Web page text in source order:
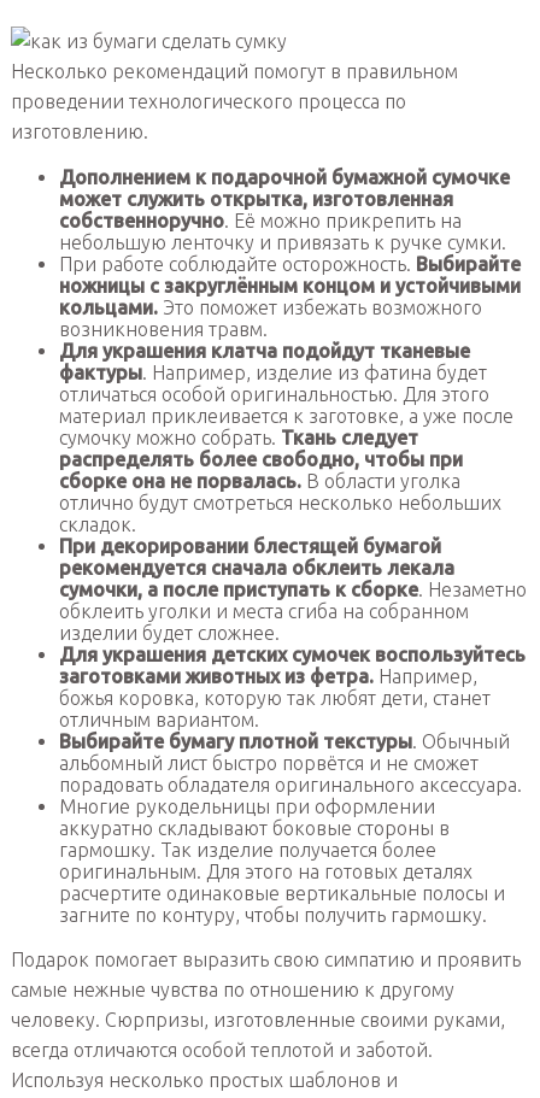
Несколько рекомендаций помогут в правильном
проведении технологического процесса по
изготовлению.
Дополнением к подарочной бумажной сумочке
может служить открытка, изготовленная
собственноручно. Её можно прикрепить на
небольшую ленточку и привязать к ручке сумки.
При работе соблюдайте осторожность. Выбирайте
ножницы с закруглённым концом и устойчивыми
кольцами.Это поможет избежать возможного
возникновения травм.
Для украшения клатча подойдут тканевые
фактуры. Например, изделие из фатина будет
отличаться особой оригинальностью. Для этого
материал приклеивается к заготовке, а уже после
сумочку можно собрать. Ткань следует
распределять более свободно, чтобы при
сборке она не порвалась.В области уголка
отлично будут смотреться несколько небольших
складок.
При декорировании блестящей бумагой
рекомендуется сначала обклеить лекала
сумочки, а после приступать к сборке. Незаметно
обклеить уголки и места сгиба на собранном
изделии будет сложнее.
Для украшения детских сумочек воспользуйтесь
заготовками животных из фетра.Например,
божья коровка, которую так любят дети, станет
отличным вариантом.
Выбирайте бумагу плотной текстуры. Обычный
альбомный лист быстро порвётся и не сможет
порадовать обладателя оригинального аксессуара.
Многие рукодельницы при оформлении
аккуратно складывают боковые стороны в
гармошку. Так изделие получается более
оригинальным. Для этого на готовых деталях
расчертите одинаковые вертикальные полосы и
загните по контуру, чтобы получить гармошку.
Подарок помогает выразить свою симпатию и проявить
самые нежные чувства по отношению к другому
человеку. Сюрпризы, изготовленные своими руками,
всегда отличаются особой теплотой и заботой.
Используя несколько простых шаблонов и